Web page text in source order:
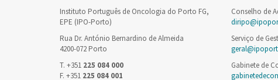
Instituto Português de Oncologia do Porto FG,
EPE (IPO-Porto)
Rua Dr. António Bernardino de Almeida
4200-072 Porto
T. +351 225 084 000
F. +351 225 084 001
Conselho de
Serviço de
Gabinete de